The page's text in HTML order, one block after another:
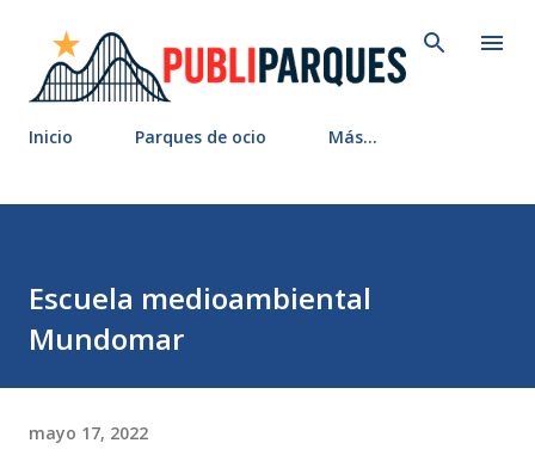
Inicio Parques de ocio Más…
Escuela medioambiental
Mundomar
mayo 17, 2022